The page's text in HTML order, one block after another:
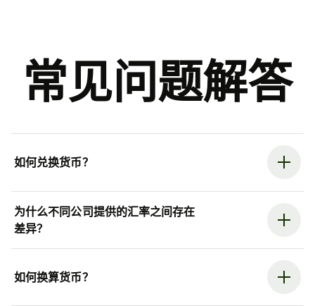
常见问题解答
如何兑换货币？
为什么不同公司提供的汇率之间存在
差异？
如何换算货币？